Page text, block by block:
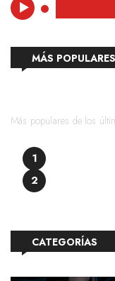
MÁS POPULARES
Más populares de los
1
2
CATEGORÍAS